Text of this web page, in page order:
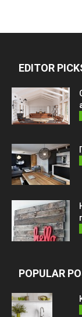
EDITOR
POPULAR